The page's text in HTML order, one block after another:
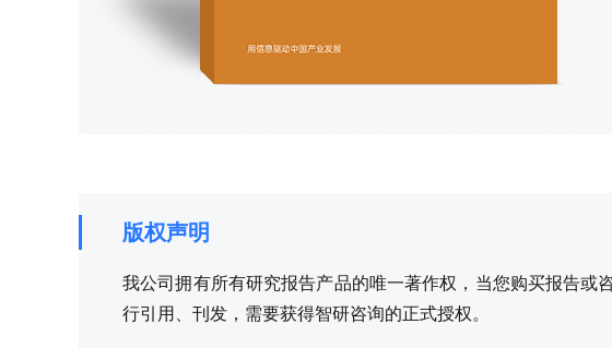
版权声明
我公司拥有所有研究报告产品的唯一著作权，当您购买报告
行引用、刊发，需要获得智研咨询的正式授权。